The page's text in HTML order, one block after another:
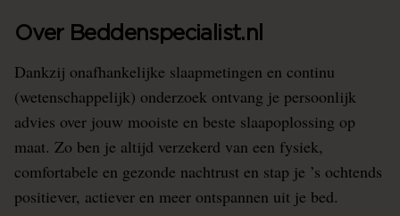
Over Beddenspecialist.nl
Dankzij onafhankelijke slaapmetingen en continu
(wetenschappelijk) onderzoek ontvang je persoonlijk
advies over jouw mooiste en beste slaapoplossing op
maat. Zo ben je altijd verzekerd van een fysiek,
comfortabele en gezonde nachtrust en stap je ’s ochtends
positiever, actiever en meer ontspannen uit je bed.